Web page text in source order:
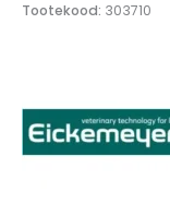
Tootekood: 303710